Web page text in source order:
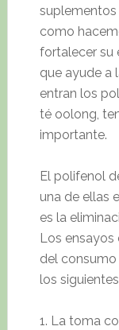
suplementos
como
fortalecer su
que ayude a
entran los
té oolong,
importante.
El polifenol
una de ellas
es la
Los
del
los
1. La toma